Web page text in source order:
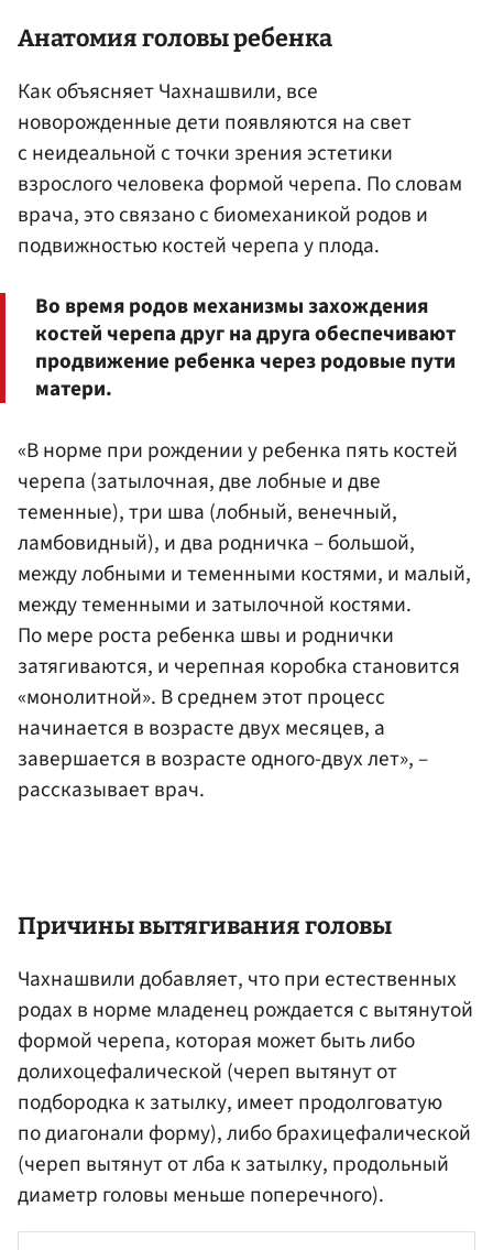
Анатомия головы ребенка
Как объясняет Чахнашвили, все
новорожденные дети появляются на свет
с неидеальной с точки зрения эстетики
взрослого человека формой черепа. По словам
врача, это связано с биомеханикой родов и
подвижностью костей черепа у плода.
Во время родов механизмы захождения
костей черепа друг на друга обеспечивают
продвижение ребенка через родовые пути
матери.
«В норме при рождении у ребенка пять костей
черепа (затылочная, две лобные и две
теменные), три шва (лобный, венечный,
ламбовидный), и два родничка – большой,
между лобными и теменными костями, и малый,
между теменными и затылочной костями.
По мере роста ребенка швы и роднички
затягиваются, и черепная коробка становится
«монолитной». В среднем этот процесс
начинается в возрасте двух месяцев, а
завершается в возрасте одного-двух лет», –
рассказывает врач.
Причины вытягивания головы
Чахнашвили добавляет, что при естественных
родах в норме младенец рождается с вытянутой
формой черепа, которая может быть либо
долихоцефалической (череп вытянут от
подбородка к затылку, имеет продолговатую
по диагонали форму), либо брахицефалической
(череп вытянут от лба к затылку, продольный
диаметр головы меньше поперечного).